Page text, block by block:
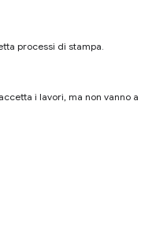
processi di stampa.
i lavori, ma non vanno a